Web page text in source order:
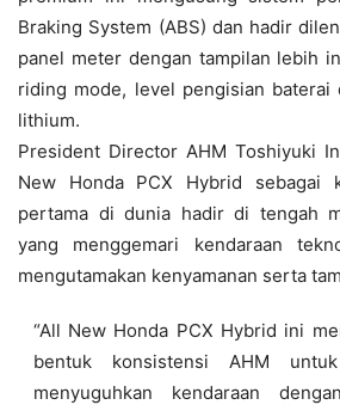
Braking System (ABS) dan hadir
panel meter dengan tampilan lebih
riding mode, level pengisian baterai
lithium.
President Director AHM Toshiyuki
New Honda PCX Hybrid sebagai
pertama di dunia hadir di tengah
yang menggemari kendaraan
mengutamakan kenyamanan serta
“All New Honda PCX Hybrid ini
bentuk konsistensi AHM
menyuguhkan kendaraan